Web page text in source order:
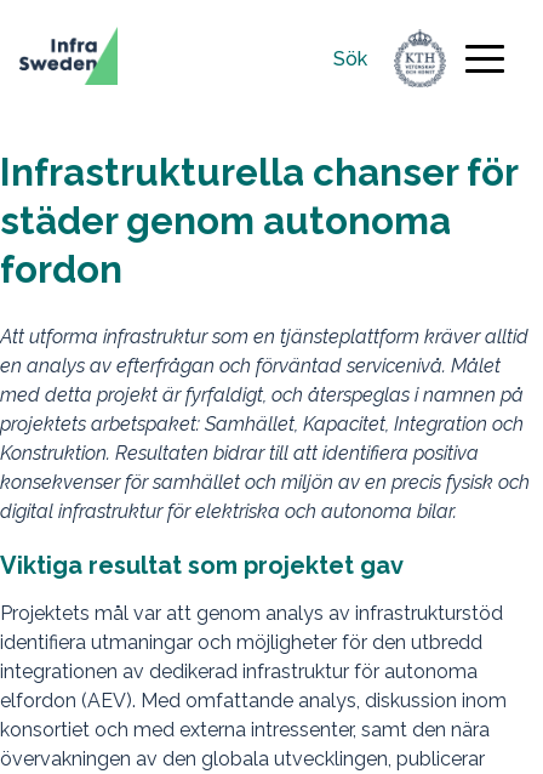
Sök
Sök
efter:
Infrastrukturella chanser för
städer genom autonoma
fordon
Att utforma infrastruktur som en tjänsteplattform kräver alltid
en analys av efterfrågan och förväntad servicenivå. Målet
med detta projekt är fyrfaldigt, och återspeglas i namnen på
projektets arbetspaket: Samhället, Kapacitet, Integration och
Konstruktion. Resultaten bidrar till att identifiera positiva
konsekvenser för samhället och miljön av en precis fysisk och
digital infrastruktur för elektriska och autonoma bilar.
Viktiga resultat som projektet gav
Projektets mål var att genom analys av infrastrukturstöd
identifiera utmaningar och möjligheter för den utbredd
integrationen av dedikerad infrastruktur för autonoma
elfordon (AEV). Med omfattande analys, diskussion inom
konsortiet och med externa intressenter, samt den nära
övervakningen av den globala utvecklingen, publicerar